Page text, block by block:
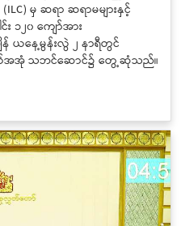
(ILC) မှ ဆရာ ဆရာမများနှင့်
း ၁၂၀ ကျော်အား
ယနေ့မွန်းလွဲ ၂ နာရီတွင်
အအုံ သဘင်ဆောင်၌ တွေ့ဆုံသည်။